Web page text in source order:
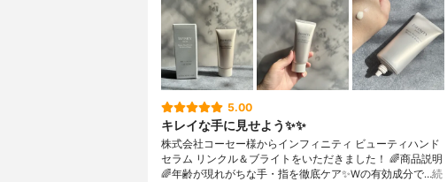
5.00
キレイな手に見せよう✨✨
株式会社コーセー様からインフィニティ ビューティハンド
セラム リンクル＆ブライトをいただきました！ 🌈商品説明
🌈年齢が現れがちな手・指を徹底ケア✨Wの有効成分で…続